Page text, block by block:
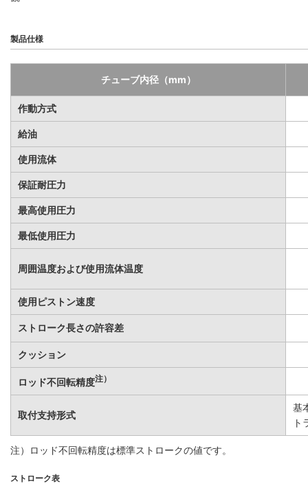
製品仕様
チューブ内径（mm）
作動方式
給油
使用流体
保証耐圧力
最高使用圧力
最低使用圧力
周囲温度および使用流体温度
使用ピストン速度
ストローク長さの許容差
クッション
ロッド不回転精度注）
取付支持形式
基
ト
注）ロッド不回転精度は標準ストロークの値です。
ストローク表